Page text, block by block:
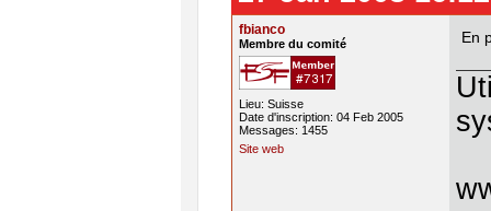
fbianco
Membre du comité
Lieu: Suisse
Date d'inscription: 04 Feb 2005
Messages: 1455
Site web
En